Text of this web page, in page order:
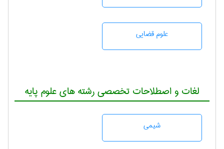
علوم قضایی
لغات و اصطلاحات تخصصی رشته های علوم پایه
شيمی